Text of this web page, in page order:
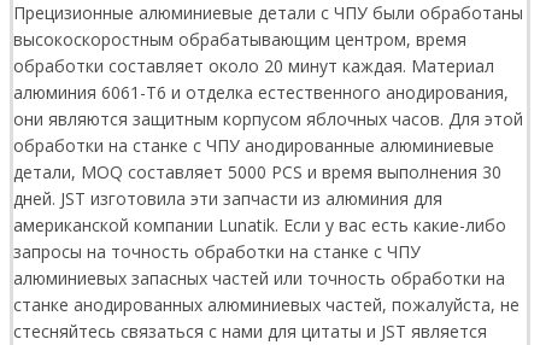
Прецизионные алюминиевые детали с ЧПУ были обработаны
высокоскоростным обрабатывающим центром, время
обработки составляет около 20 минут каждая. Материал
алюминия 6061-T6 и отделка естественного анодирования,
они являются защитным корпусом яблочных часов. Для этой
обработки на станке с ЧПУ анодированные алюминиевые
детали, MOQ составляет 5000 PCS и время выполнения 30
дней. JST изготовила эти запчасти из алюминия для
американской компании Lunatik. Если у вас есть какие-либо
запросы на точность обработки на станке с ЧПУ
алюминиевых запасных частей или точность обработки на
станке анодированных алюминиевых частей, пожалуйста, не
стесняйтесь связаться с нами для цитаты и JST является